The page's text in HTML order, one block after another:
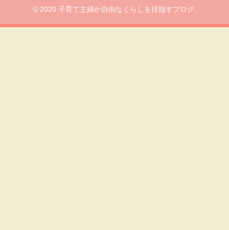
© 2020 子育て主婦が自由なくらしを目指すブログ.